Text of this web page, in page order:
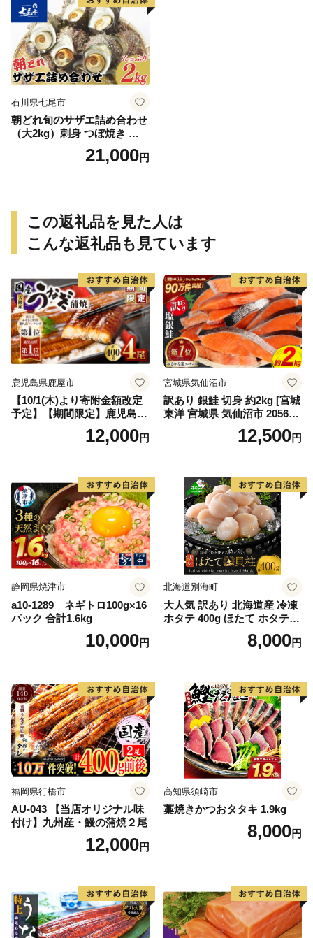
石川県七尾市
朝どれ旬のサザエ詰め合わせ
（大2kg）刺身 つぼ焼き 貝
※季節商品 ※2026年6月上
旬〜9月下旬頃に順次発送予
21,000円
この返礼品を見た人は
こんな返礼品も見ています
鹿児島県鹿屋市
【10/1(木)より寄附金額改定
予定】【期間限定】鹿児島県
大隅産うなぎ蒲焼4尾（400
g） KN007-02312,000円
宮城県気仙沼市
訳あり 銀鮭 切身 約2kg [宮城
東洋 宮城県 気仙沼市 205649
91] 鮭 魚介類 海鮮 訳アリ 規
格外 不揃い さけ サケ 鮭切身
切り身 魚 わけあり
12,500円
静岡県焼津市
a10-1289 ネギトロ100g×16
パック 合計1.6kg
10,000円
北海道別海町
大人気 訳あり 北海道産 冷凍
ホタテ 400g ほたて ホタテ
8,000円
福岡県行橋市
AU-043 【当店オリジナル味
付け】九州産・鰻の蒲焼２尾
12,000円
高知県須崎市
藁焼きかつおタタキ 1.9kg
8,000円